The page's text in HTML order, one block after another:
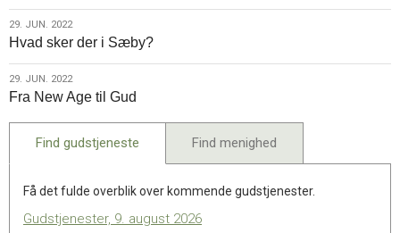
2022
29.
jun.
2022
29. JUN. 2022
Hvad sker der i Sæby?
29.
jun.
2022
29. JUN. 2022
Fra New Age til Gud
Find gudstjeneste Find menighed
Få det fulde overblik over kommende gudstjenester.
Gudstjenester, 9. august 2026